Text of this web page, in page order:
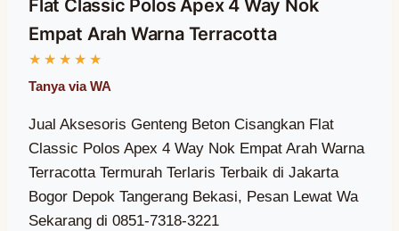
Flat Classic Polos Apex 4 Way Nok
Empat Arah Warna Terracotta
Jual Aksesoris Genteng Beton Cisangkan Flat
Classic Polos Apex 4 Way Nok Empat Arah Warna
Terracotta Termurah Terlaris Terbaik di Jakarta
Bogor Depok Tangerang Bekasi, Pesan Lewat Wa
Sekarang di 0851-7318-3221